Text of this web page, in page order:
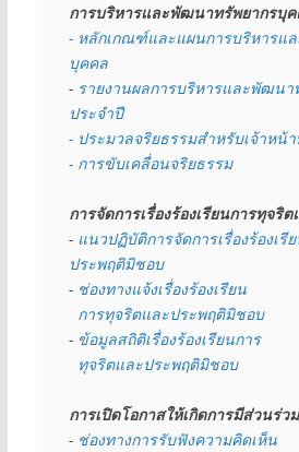
การบริหารและพัฒนาทรัพยากรบุ
- หลักเกณฑ์และแผนการบริหารแ
บุคคล
- รายงานผลการบริหารและพัฒน
ประจำปี
- ประมวลจริยธรรมสำหรับเจ้าหน้
- การขับเคลื่อนจริยธรรม
การจัดการเรื่องร้องเรียนการทุจริ
- แนวปฏิบัติการจัดการเรื่องร้องเรี
ประพฤติมิชอบ
- ช่องทางแจ้งเรื่องร้องเรียน
  การทุจริตและประพฤติมิชอบ
- ข้อมูลสถิติเรื่องร้องเรียนการ
  ทุจริตและประพฤติมิชอบ
การเปิดโอกาสให้เกิดการมีส่วนร่วม
- ช่องทางการรับฟังความคิดเห็น